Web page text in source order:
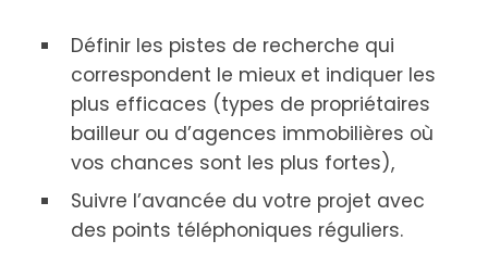
Définir les pistes de recherche qui
correspondent le mieux et indiquer les
plus efficaces (types de propriétaires
bailleur ou d’agences immobilières où
vos chances sont les plus fortes),
Suivre l’avancée du votre projet avec
des points téléphoniques réguliers.